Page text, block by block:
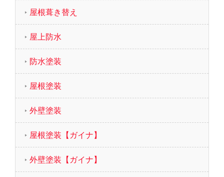
屋根葺き替え
屋上防水
防水塗装
屋根塗装
外壁塗装
屋根塗装【ガイナ】
外壁塗装【ガイナ】